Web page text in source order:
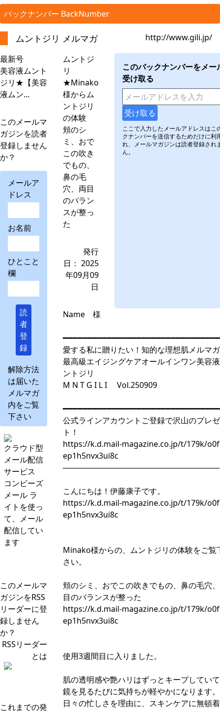
バックナンバー BackNumber
ムントジリ メルマガ
http://www.gili.jp/
最新号
美容液ムント
ジリ★【美容
液ムン...
このメールマ
ガジンを読者
登録しません
か？
メールア
ドレス
お名前
ひとこと
欄
読
者
登
録
解除方法
は届いた
メルマガ
内をご覧
下さい
クラウド型
メール配信
サービス
コンビーズ
メール ラ
イトを使っ
て、メール
配信してい
ます
このメールマ
ガジンをRSS
リーダーに登
録しません
か？
RSSリーダー
とは
これまでの発
ムントジ
リ
★Minako
様からム
ントジリ
の体験
頬のシ
ミ、おで
この吹き
でもの、
鼻の毛
穴、両目
のバラン
スが整っ
た
発行
日： 2025
年09月09
日
このバックナンバーをメー
受け取る
ここで入力したメールアドレスはこ
クナンバーを送信するためだけに利
れ、メールマガジンは読者登録され
ん。
Name 様
愛する私に贈りたい！知的な理想肌メルマガ
最高級エイジングケアオールインワン美容
ントジリ
M N T G I L I Vol.250909
公式ラインアカウントご登録で沢山のプレ
ト！
https://k.d.mail-magazine.co.jp/t/179k/
ep1h5nvx3ui8c
─────────────────────────────
こんにちは！伊藤康子です。
https://k.d.mail-magazine.co.jp/t/179k/
ep1h5nvx3ui8c
Minako様からの、ムントジリの体験をご覧
さい。
頬のシミ、おでこの吹きでもの、鼻の毛穴
目のバランスが整った
https://k.d.mail-magazine.co.jp/t/179k/
ep1h5nvx3ui8c
使用3週間目に入りました。
肌の透明感や艶ハリはずっとキープしてい
鏡を見るたびに気持ちが軽やかになります。
日々の忙しさを理由に、スキンケアに無頓